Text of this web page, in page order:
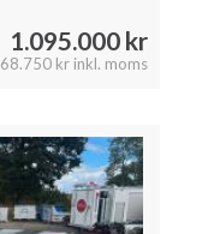
1.095.000 kr
kr inkl. moms